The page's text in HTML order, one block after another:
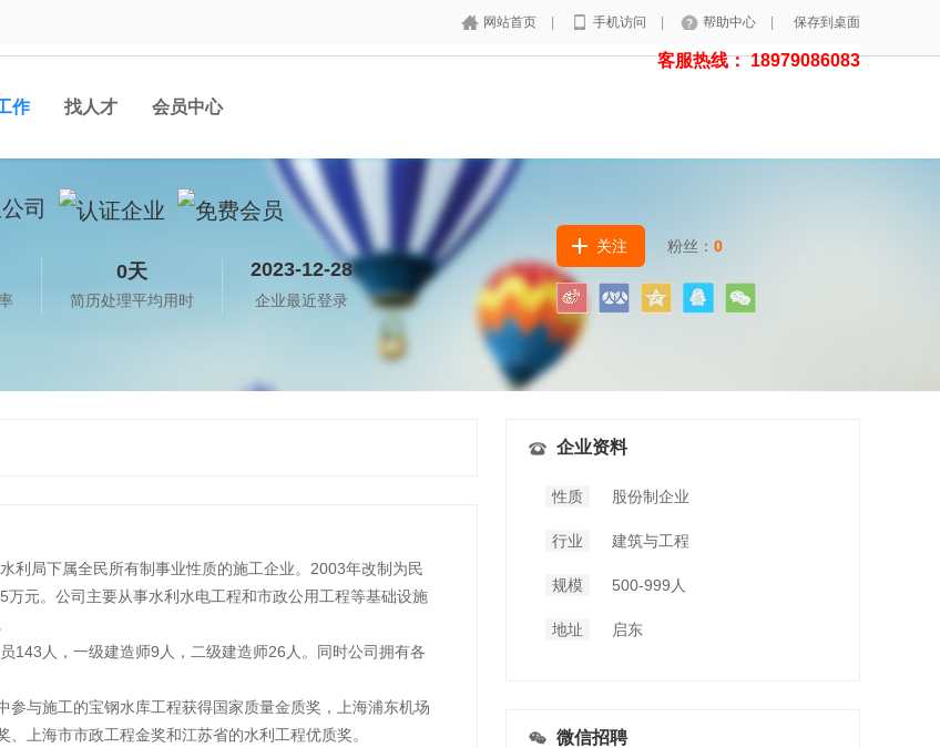
网站首页 手机访问 帮助中心 保存到桌面
客服热线： 18979086083
作 找人才 会员中心
司
0天
简历处理平均用时
2023-12-28
企业最近登录
关注 粉丝： 0
利局下属全民所有制事业性质的施工企业。2003年改制为民
元。公司主要从事水利水电工程和市政公用工程等基础设施
143人，一级建造师9人，二级建造师26人。同时公司拥有各
与施工的宝钢水库工程获得国家质量金质奖，上海浦东机场
上海市市政工程金奖和江苏省的水利工程优质奖。
企业资料
性质 股份制企业
行业 建筑与工程
规模 500-999人
地址 启东
微信招聘